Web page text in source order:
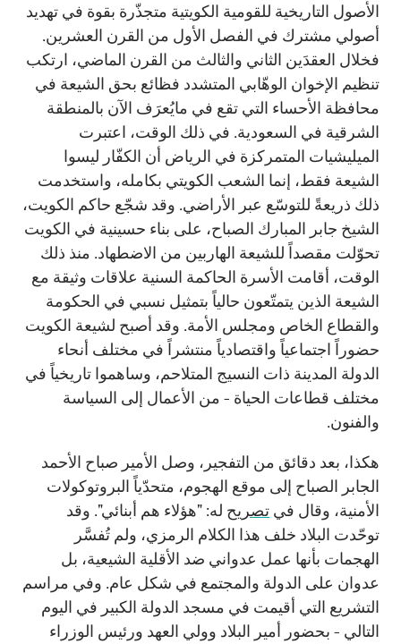
الأصول التاريخية للقومية الكويتية متجذّرة بقوة في تهديد
أصولي مشترك في الفصل الأول من القرن العشرين.
فخلال العقدَين الثاني والثالث من القرن الماضي، ارتكب
تنظيم الإخوان الوهّابي المتشدد فظائع بحق الشيعة في
محافظة الأحساء التي تقع في مايُعرَف الآن بالمنطقة
الشرقية في السعودية. في ذلك الوقت، اعتبرت
الميليشيات المتمركزة في الرياض أن الكفّار ليسوا
الشيعة فقط، إنما الشعب الكويتي بكامله، واستخدمت
ذلك ذريعةً للتوسّع عبر الأراضي. وقد شجّع حاكم الكويت،
الشيخ جابر المبارك الصباح، على بناء حسينية في الكويت
تحوّلت مقصداً للشيعة الهاربين من الاضطهاد. منذ ذلك
الوقت، أقامت الأسرة الحاكمة السنية علاقات وثيقة مع
الشيعة الذين يتمتّعون حالياً بتمثيل نسبي في الحكومة
والقطاع الخاص ومجلس الأمة. وقد أصبح لشيعة الكويت
حضوراً اجتماعياً واقتصادياً منتشراً في مختلف أنحاء
الدولة المدينة ذات النسيج المتلاحم، وساهموا تاريخياً في
مختلف قطاعات الحياة - من الأعمال إلى السياسة
والفنون.
هكذا، بعد دقائق من التفجير، وصل الأمير صباح الأحمد
الجابر الصباح إلى موقع الهجوم، متحدّياً البروتوكولات
الأمنية، وقال في تصريح له: "هؤلاء هم أبنائي". وقد
توحّدت البلاد خلف هذا الكلام الرمزي، ولم تُفسَّر
الهجمات بأنها عمل عدواني ضد الأقلية الشيعية، بل
عدوان على الدولة والمجتمع في شكل عام. وفي مراسم
التشريع التي أقيمت في مسجد الدولة الكبير في اليوم
التالي - بحضور أمير البلاد وولي العهد ورئيس الوزراء